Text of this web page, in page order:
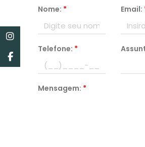
Nome: * Email:
Telefone: *
Mensagem: *